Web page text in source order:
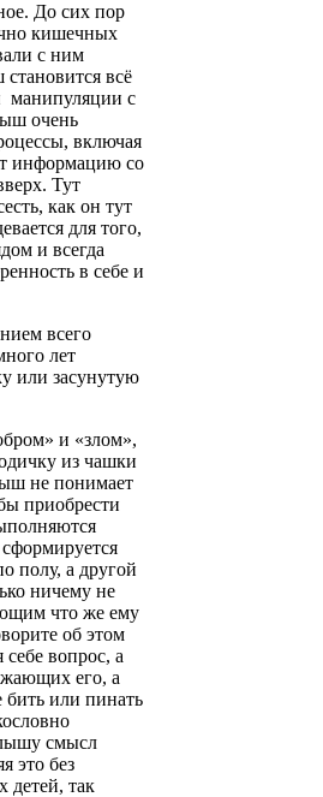
До сих пор
кишечных
с ним
всё
манипуляции с
очень
включая
информацию со
Тут
как он тут
для того,
и всегда
в себе и
всего
лет
или засунутую
и «злом»,
из чашки
не понимает
приобрести
полу, а другой
ничему не
что же ему
об этом
вопрос, а
его, а
бить или пинать
смысл
это без
детей, так